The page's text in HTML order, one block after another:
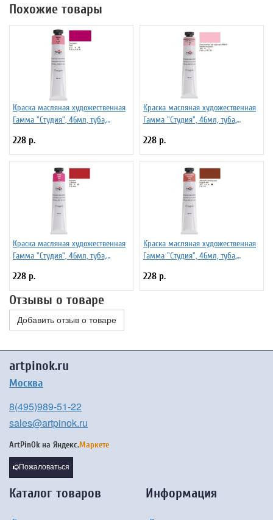
Похожие товары
Краска масляная художественная
Гамма "Студия", 46мл, туба,
228 р.
Краска масляная художественная
Гамма "Студия", 46мл, туба,
228 р.
Краска масляная художественная
Гамма "Студия", 46мл, туба,
228 р.
Краска масляная художественная
Гамма "Студия", 46мл, туба,
228 р.
Отзывы о товаре
Добавить отзыв о товаре
artpinok.ru
Москва
8(495)989-51-22
sales@artpinok.ru
ArtPinOk на Яндекс.Маркете
Пожаловаться
Каталог товаров Информация